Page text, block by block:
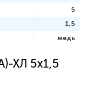
5
1,5
медь
ХЛ 5x1,5